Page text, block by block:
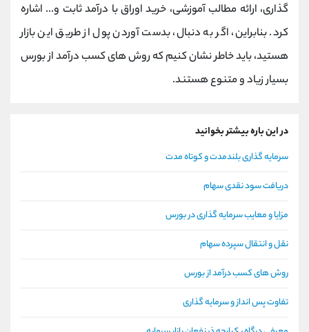
گذاری، ارائه مطالب آموزشی، خرید اوراق با درآمد ثابت و... اشاره
کرد. بنابراین، اگر به دنبال، بدست آوردن پول از طریق این بازار
هستید، باید خاطر نشان کنیم که روش های کسب درآمد از بورس
بسیار زیاد و متنوع هستند.
در این باره بیشتر بخوانید
سرمایه گذاری بلندمدت و کوتاه مدت
دریافت سود نقدی سهام
مزایا و معایب سرمایه گذاری در بورس
نقل و انتقال سپرده سهام
روش های کسب درآمد از بورس
تفاوت پس انداز و سرمایه گذاری